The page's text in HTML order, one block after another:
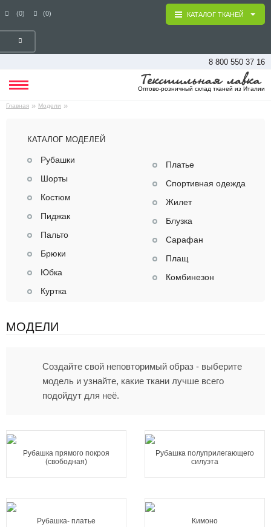
(0) (0)
8 800 550 37 16
Оптово-розничный склад тканей из Италии
Главная » Модели »
КАТАЛОГ ТКАНЕЙ
КАТАЛОГ МОДЕЛЕЙ
Рубашки
Шорты
Костюм
Пиджак
Пальто
Брюки
Юбка
Куртка
Платье
Спортивная одежда
Жилет
Блузка
Сарафан
Плащ
Комбинезон
МОДЕЛИ
Создайте свой неповторимый образ - выберите
модель и узнайте, какие ткани лучше всего
подойдут для неё.
Рубашка прямого покроя
(свободная)
Рубашка полуприлегающего
силуэта
Рубашка- платье Кимоно